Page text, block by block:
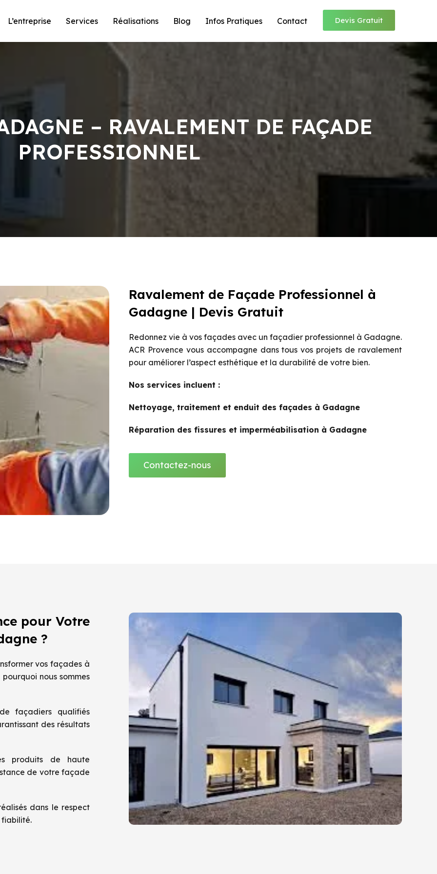
L’entreprise Services Réalisations Blog Infos Pratiques Contact Devis Gratuit
– RAVALEMENT DE FAÇADE
PROFESSIONNEL
Ravalement de Façade Professionnel à
Gadagne | Devis Gratuit
Redonnez vie à vos façades avec un façadier professionnel à Gadagne.
ACR Provence vous accompagne dans tous vos projets de ravalement
pour améliorer l’aspect esthétique et la durabilité de votre bien.
Nos services incluent :
Nettoyage, traitement et enduit des façades à Gadagne
Réparation des fissures et imperméabilisation à Gadagne
Contactez-nous
pour Votre
?
vos façades à
nous sommes
façadiers qualifiés
des résultats
produits de haute
de votre façade
dans le respect
fiabilité.